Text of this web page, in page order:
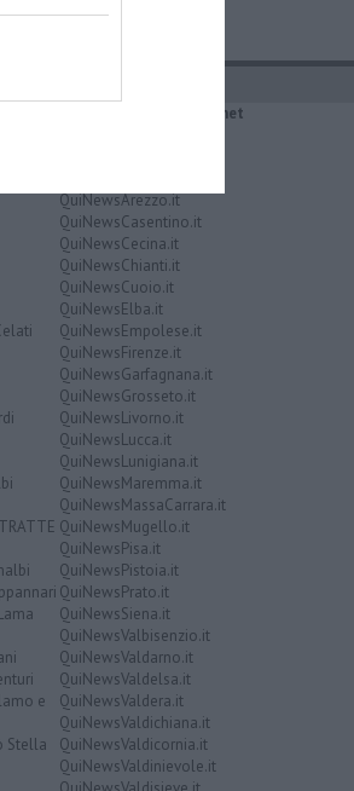
e
Stella
IL NETWORK QuiNews.net
QuiNewsArezzo.it
QuiNewsCasentino.it
QuiNewsCecina.it
QuiNewsChianti.it
QuiNewsCuoio.it
QuiNewsElba.it
QuiNewsEmpolese.it
QuiNewsFirenze.it
QuiNewsGarfagnana.it
QuiNewsGrosseto.it
QuiNewsLivorno.it
QuiNewsLucca.it
QuiNewsLunigiana.it
QuiNewsMaremma.it
QuiNewsMassaCarrara.it
QuiNewsMugello.it
QuiNewsPisa.it
QuiNewsPistoia.it
QuiNewsPrato.it
QuiNewsSiena.it
QuiNewsValbisenzio.it
QuiNewsValdarno.it
QuiNewsValdelsa.it
QuiNewsValdera.it
QuiNewsValdichiana.it
QuiNewsValdicornia.it
QuiNewsValdinievole.it